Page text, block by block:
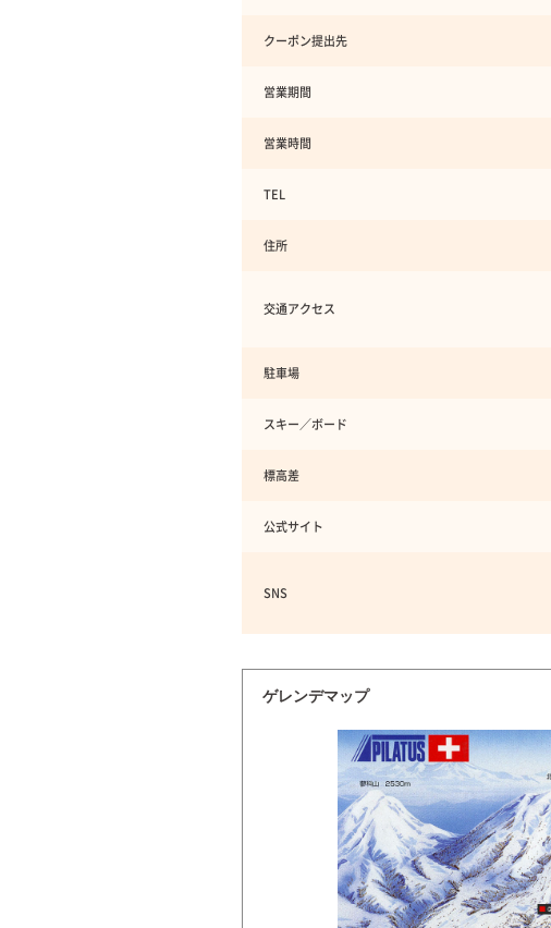
クーポン提出先
営業期間
営業時間
TEL
住所
交通アクセス
駐車場
スキー／ボード
標高差
公式サイト
SNS
ゲレンデマップ